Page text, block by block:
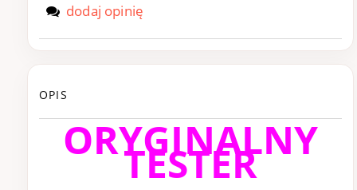
dodaj opinię
OPIS
ORYGINALNY
TESTER